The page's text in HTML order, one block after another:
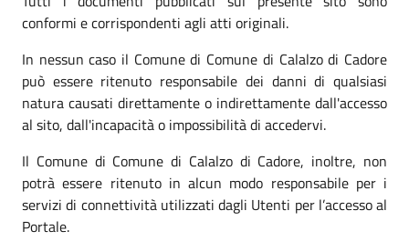
conformi e corrispondenti agli atti originali.
In nessun caso il Comune di Comune di Calalzo di Cadore
può essere ritenuto responsabile dei danni di qualsiasi
natura causati direttamente o indirettamente dall'accesso
al sito, dall'incapacità o impossibilità di accedervi.
Il Comune di Comune di Calalzo di Cadore, inoltre, non
potrà essere ritenuto in alcun modo responsabile per i
servizi di connettività utilizzati dagli Utenti per l’accesso al
Portale.